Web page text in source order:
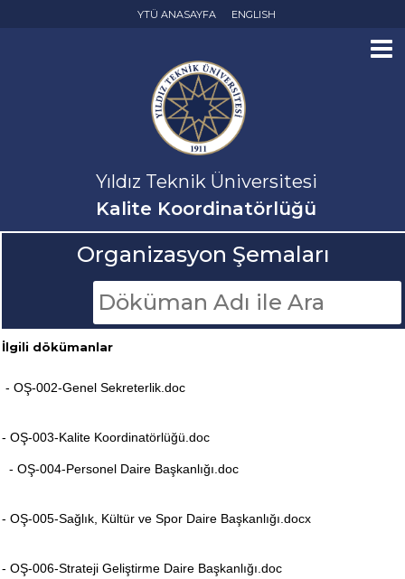
YTÜ ANASAYFA ENGLISH
Yıldız Teknik Üniversitesi
Kalite Koordinatörlüğü
Organizasyon Şemaları
İlgili dökümanlar
- OŞ-002-Genel Sekreterlik.doc
- OŞ-003-Kalite Koordinatörlüğü.doc
- OŞ-004-Personel Daire Başkanlığı.doc
- OŞ-005-Sağlık, Kültür ve Spor Daire Başkanlığı.docx
- OŞ-006-Strateji Geliştirme Daire Başkanlığı.doc